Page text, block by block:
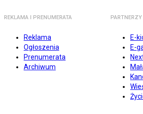
REKLAMA I PRENUMERATA
Reklama
Ogłoszenia
Prenumerata
Archiwum
PARTNERZY
E-
E-